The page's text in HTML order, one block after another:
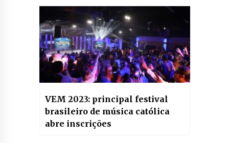
VEM 2023: principal festival
brasileiro de música católica
abre inscrições